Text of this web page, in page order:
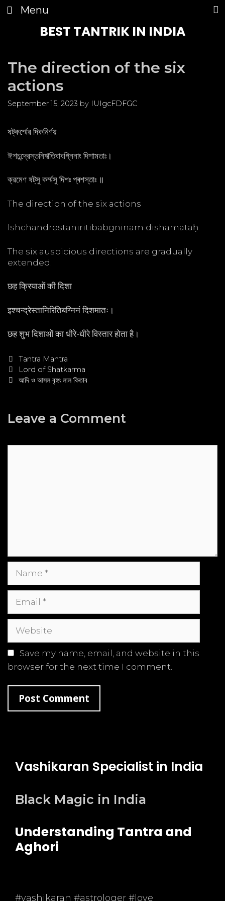
Skip
to
Menu
BEST TANTRIK IN INDIA
The direction of the six
actions
September 15, 2023 by IUIgcFDFGC
ষট্‌কর্ম্মের দিকনির্ণয়
ঈশচন্দ্রেস্তনিঋতিবাবগ্নিনাং দিশামতাঃ।
ক্রমেণ ষট্‌সু কৰ্ম্মসু দিশঃ প্ৰশস্তাঃ ॥
The direction of the six actions
Ishchandrestaniritibabgninam dishamataḥ.
The six auspicious directions are gradually
extended.
छह क्रियाओं की दिशा
इश्चन्द्रेस्तानिरितिबग्निनं दिशमातः।
छह शुभ दिशाओं का धीरे-धीरे विस्तार होता है।
Categories
Tantra Mantra
Post
navigation
Lord of Shatkarma
আদি ও আসল বৃহৎ লাল কিতাব
Leave a Comment
Save my name, email, and website in this
browser for the next time I comment.
Vashikaran Specialist in India
Black Magic in India
Understanding Tantra and
Aghori
#vashikaran #astrologer #love